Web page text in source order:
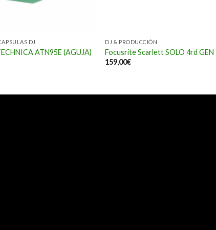
DJ
ATN95E (AGUJA)
DJ & PRODUCCIÓN
Focusrite Scarlett SOLO 4rd GEN
159,00€